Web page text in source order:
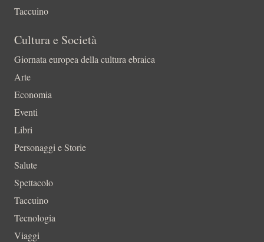
Taccuino
Cultura e Società
Giornata europea della cultura ebraica
Arte
Economia
Eventi
Libri
Personaggi e Storie
Salute
Spettacolo
Taccuino
Tecnologia
Viaggi